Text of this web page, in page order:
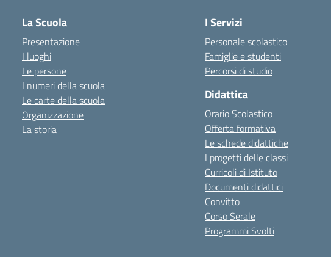
La Scuola
Presentazione
I luoghi
Le persone
I numeri della scuola
Le carte della scuola
Organizzazione
La storia
I Servizi
Personale scolastico
Famiglie e studenti
Percorsi di studio
Didattica
Orario Scolastico
Offerta formativa
Le schede didattiche
I progetti delle classi
Curricoli di Istituto
Documenti didattici
Convitto
Corso Serale
Programmi Svolti